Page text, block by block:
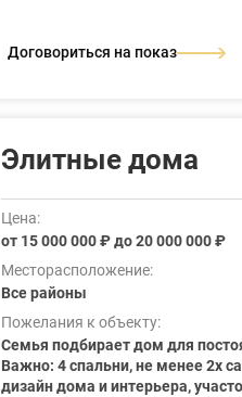
Договориться на показ
Элитные дома
Цена:
от 15 000 000 ₽ до 20 000 000 ₽
Месторасположение:
Все районы
Пожелания к объекту:
Семья подбирает дом для
Важно: 4 спальни, не менее 2х
дизайн дома и интерьера,